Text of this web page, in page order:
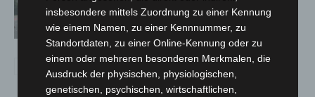
Trunkenheitsfahrten bei
Großkontrolle
insbesondere mittels Zuordnung zu einer Kennung
wie einem Namen, zu einer Kennnummer, zu
Standortdaten, zu einer Online-Kennung oder zu
einem oder mehreren besonderen Merkmalen, die
Ausdruck der physischen, physiologischen,
genetischen, psychischen, wirtschaftlichen,